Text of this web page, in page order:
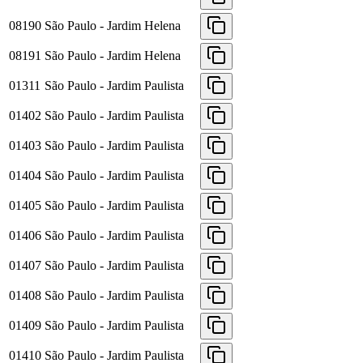
08190 São Paulo - Jardim Helena
08191 São Paulo - Jardim Helena
01311 São Paulo - Jardim Paulista
01402 São Paulo - Jardim Paulista
01403 São Paulo - Jardim Paulista
01404 São Paulo - Jardim Paulista
01405 São Paulo - Jardim Paulista
01406 São Paulo - Jardim Paulista
01407 São Paulo - Jardim Paulista
01408 São Paulo - Jardim Paulista
01409 São Paulo - Jardim Paulista
01410 São Paulo - Jardim Paulista